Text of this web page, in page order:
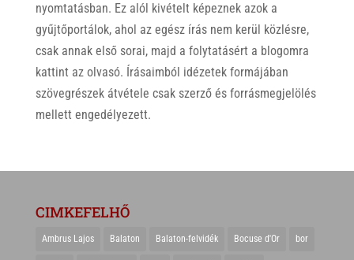
nyomtatásban. Ez alól kivételt képeznek azok a
gyűjtőportálok, ahol az egész írás nem kerül közlésre,
csak annak első sorai, majd a folytatásért a blogomra
kattint az olvasó. Írásaimból idézetek formájában
szövegrészek átvétele csak szerző és forrásmegjelölés
mellett engedélyezett.
CIMKEFELHŐ
Ambrus Lajos Balaton Balaton-felvidék Bocuse d'Or bor